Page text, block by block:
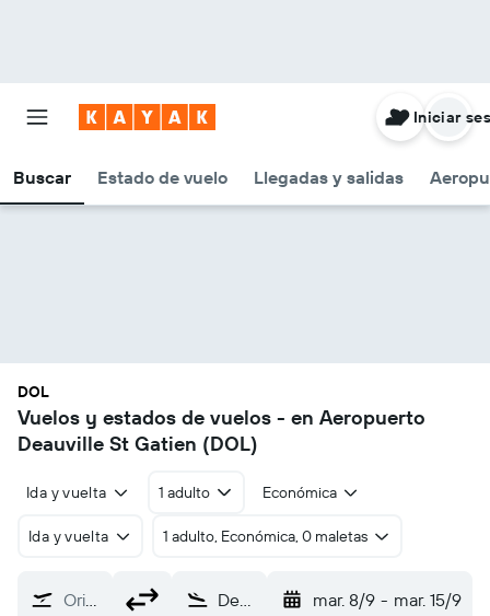
Buscar Estado de vuelo Llegadas y salidas
Iniciar
DOL
Vuelos y estados de vuelos - en Aeropuerto
Deauville St Gatien (DOL)
Ida y vuelta 1 adulto Económica
Ida y vuelta 1 adulto, Económica, 0 maletas
Origen Deauville St Gatien (DOL) mar. 8/9 - mar. 15/9